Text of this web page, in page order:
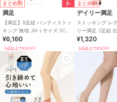
まとめ割
満足
【満足】8足組 パンティストッ
キング 無地 JM-Lサイズ SCY
ゾッキ ノンラン
¥6,160
3点以上で8%OFF
まとめ割
デイリー満足
ストッキング レ
リー満足 3足組
ノンラン設計 着圧
¥1,320
3点以上で8%OFF